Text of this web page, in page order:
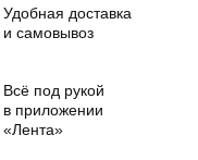
Удобная доставка
и самовывоз
Всё под рукой
в приложении
«Лента»